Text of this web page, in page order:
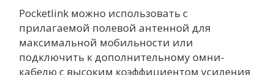
Pocketlink можно использовать с
прилагаемой полевой антенной для
максимальной мобильности или
подключить к дополнительному омни-
кабелю с высоким коэффициентом усиления